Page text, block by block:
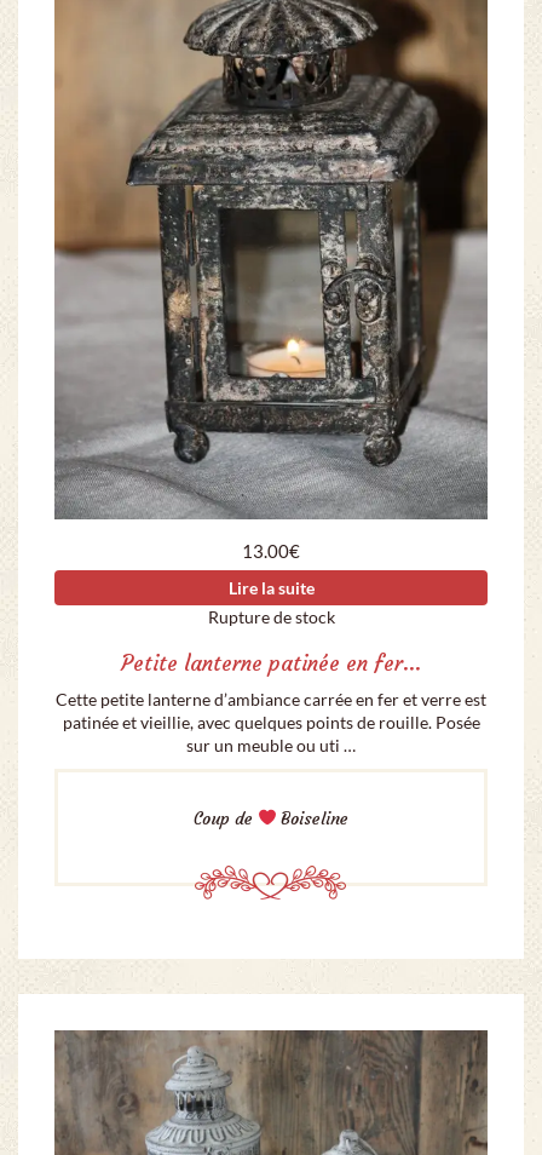
13.00€
Lire la suite
Rupture de stock
Petite lanterne patinée en fer…
Cette petite lanterne d’ambiance carrée en fer et verre est
patinée et vieillie, avec quelques points de rouille. Posée
sur un meuble ou uti …
Coup de Boiseline